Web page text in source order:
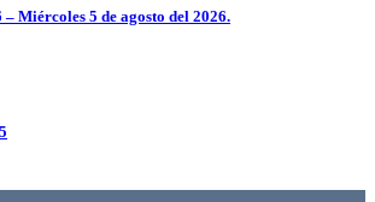
Miércoles 5 de agosto del 2026.